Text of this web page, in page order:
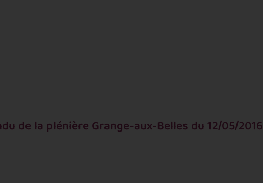
de la plénière Grange-aux-Belles du 12/05/2016